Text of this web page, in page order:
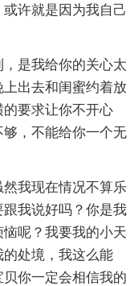
许就是因为我自己
是我给你的关心太
出去和闺蜜约着放
要求让你不开心
，不能给你一个无
我现在情况不算乐
我说好吗？你是我
呢？我要我的小天
处境，我这么能
你一定会相信我的